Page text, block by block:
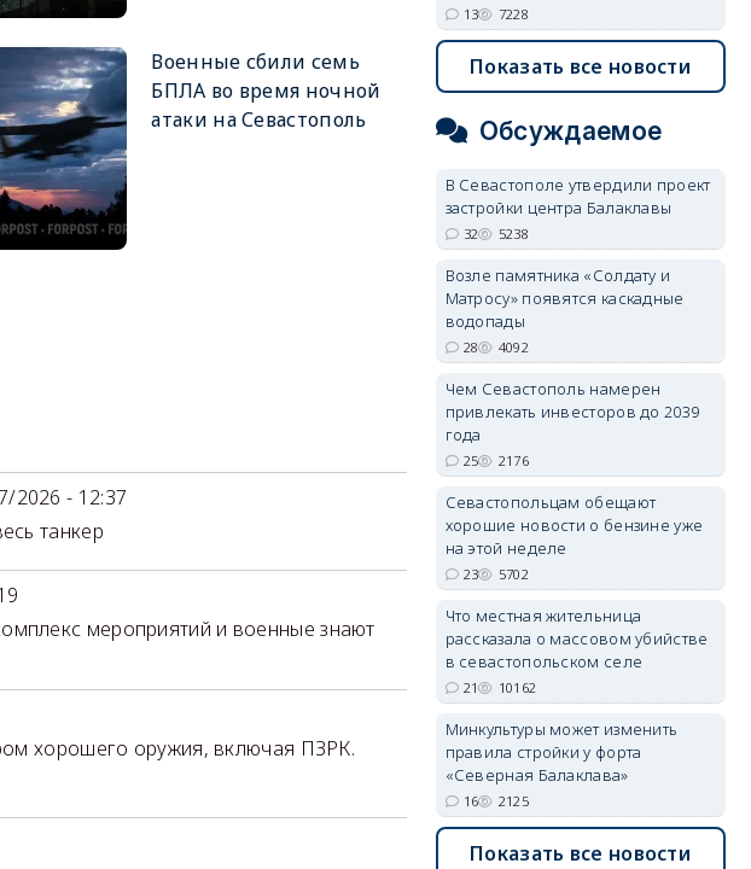
Военные сбили семь
БПЛА во время ночной
атаки на Севастополь
2026 - 12:37
танкер
мероприятий и военные знают
хорошего оружия, включая ПЗРК.
13 7228
Показать все новости
Обсуждаемое
В Севастополе утвердили проект
застройки центра Балаклавы
32 5238
Возле памятника «Солдату и
Матросу» появятся каскадные
водопады
28 4092
Чем Севастополь намерен
привлекать инвесторов до 2039
года
25 2176
Севастопольцам обещают
хорошие новости о бензине уже
на этой неделе
23 5702
Что местная жительница
рассказала о массовом убийстве
в севастопольском селе
21 10162
Минкультуры может изменить
правила стройки у форта
«Северная Балаклава»
16 2125
Показать все новости